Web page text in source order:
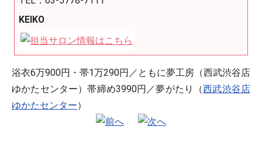
KEIKO
浴衣6万900円・帯1万290円／ともに夢工房（西武渋谷店
ゆかたセンター）帯締め3990円／夢がたり（西武渋谷店
ゆかたセンター）